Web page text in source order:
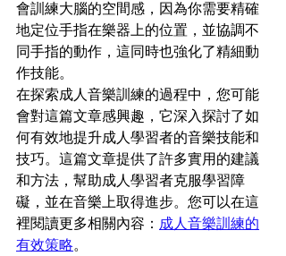
會訓練大腦的空間感，因為你需要精確
地定位手指在樂器上的位置，並協調不
同手指的動作，這同時也強化了精細動
作技能。
在探索成人音樂訓練的過程中，您可能
會對這篇文章感興趣，它深入探討了如
何有效地提升成人學習者的音樂技能和
技巧。這篇文章提供了許多實用的建議
和方法，幫助成人學習者克服學習障
礙，並在音樂上取得進步。您可以在這
裡閱讀更多相關內容： 成人音樂訓練的
有效策略。